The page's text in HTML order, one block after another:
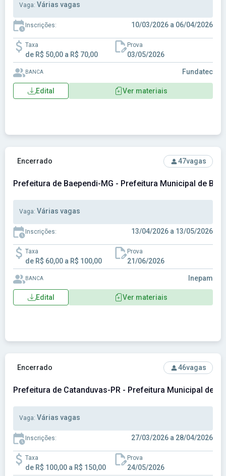
Vaga: Várias vagas
Inscrições: 10/03/2026 a 06/04/2026
Taxa
de R$ 50,00 a R$ 70,00
Prova
03/05/2026
BANCA Fundatec
Edital Ver materiais
Ver concurso: Prefeitura de Baependi-MG - Prefeitura
Encerrado 47vagas
Prefeitura de Baependi-MG - Prefeitura Municipal de
Vaga: Várias vagas
Inscrições: 13/04/2026 a 13/05/2026
Taxa
de R$ 60,00 a R$ 100,00
Prova
21/06/2026
BANCA Inepam
Edital Ver materiais
Ver concurso: Prefeitura de Catanduvas-PR - Prefeitura
Encerrado 46vagas
Prefeitura de Catanduvas-PR - Prefeitura Municipal de
Vaga: Várias vagas
Inscrições: 27/03/2026 a 28/04/2026
Taxa
de R$ 100,00 a R$ 150,00
Prova
24/05/2026